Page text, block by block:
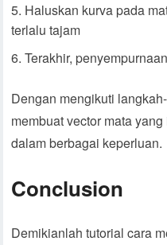
Haluskan kurva pada
terlalu tajam
Terakhir,
Dengan mengikuti
membuat vector mata
dalam berbagai keperluan.
Conclusion
Demikianlah tutorial cara